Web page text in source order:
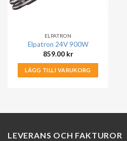
ELPATRON
Elpatron 24V 900W
859.00 kr
LÄGG TILL I VARUKORG
LEVERANS OCH FAKTUROR